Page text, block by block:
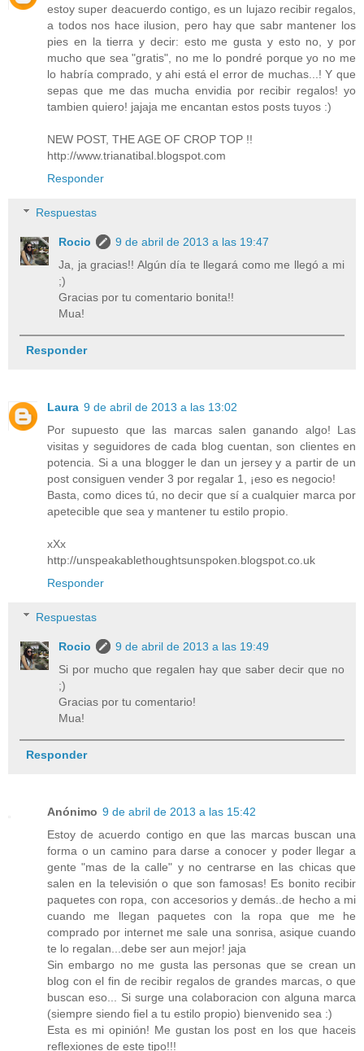
estoy super deacuerdo contigo, es un lujazo recibir regalos,
a todos nos hace ilusion, pero hay que sabr mantener los
pies en la tierra y decir: esto me gusta y esto no, y por
mucho que sea "gratis", no me lo pondré porque yo no me
lo habría comprado, y ahi está el error de muchas...! Y que
sepas que me das mucha envidia por recibir regalos! yo
tambien quiero! jajaja me encantan estos posts tuyos :)
NEW POST, THE AGE OF CROP TOP !!
http://www.trianatibal.blogspot.com
Responder
Respuestas
Rocio
9 de abril de 2013 a las 19:47
Ja, ja gracias!! Algún día te llegará como me llegó a mi
;)
Gracias por tu comentario bonita!!
Mua!
Responder
Laura 9 de abril de 2013 a las 13:02
Por supuesto que las marcas salen ganando algo! Las
visitas y seguidores de cada blog cuentan, son clientes en
potencia. Si a una blogger le dan un jersey y a partir de un
post consiguen vender 3 por regalar 1, ¡eso es negocio!
Basta, como dices tú, no decir que sí a cualquier marca por
apetecible que sea y mantener tu estilo propio.
xXx
http://unspeakablethoughtsunspoken.blogspot.co.uk
Responder
Respuestas
Rocio
9 de abril de 2013 a las 19:49
Si por mucho que regalen hay que saber decir que no
;)
Gracias por tu comentario!
Mua!
Responder
Anónimo 9 de abril de 2013 a las 15:42
Estoy de acuerdo contigo en que las marcas buscan una
forma o un camino para darse a conocer y poder llegar a
gente "mas de la calle" y no centrarse en las chicas que
salen en la televisión o que son famosas! Es bonito recibir
paquetes con ropa, con accesorios y demás..de hecho a mi
cuando me llegan paquetes con la ropa que me he
comprado por internet me sale una sonrisa, asique cuando
te lo regalan...debe ser aun mejor! jaja
Sin embargo no me gusta las personas que se crean un
blog con el fin de recibir regalos de grandes marcas, o que
buscan eso... Si surge una colaboracion con alguna marca
(siempre siendo fiel a tu estilo propio) bienvenido sea :)
Esta es mi opinión! Me gustan los post en los que haceis
reflexiones de este tipo!!!